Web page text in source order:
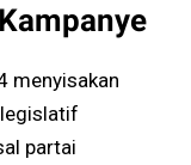
menyisakan
partai